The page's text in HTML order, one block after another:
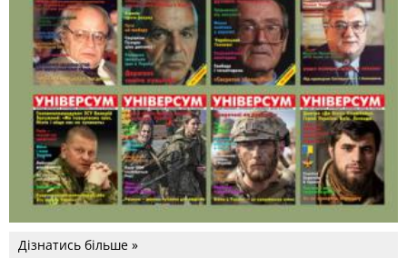
Дізнатись більше »